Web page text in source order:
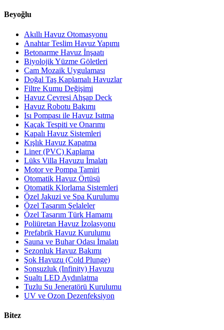
Beyoğlu
Akıllı Havuz Otomasyonu
Anahtar Teslim Havuz Yapımı
Betonarme Havuz İnşaatı
Biyolojik Yüzme Göletleri
Cam Mozaik Uygulaması
Doğal Taş Kaplamalı Havuzlar
Filtre Kumu Değişimi
Havuz Çevresi Ahşap Deck
Havuz Robotu Bakımı
Isı Pompası ile Havuz Isıtma
Kaçak Tespiti ve Onarımı
Kapalı Havuz Sistemleri
Kışlık Havuz Kapatma
Liner (PVC) Kaplama
Lüks Villa Havuzu İmalatı
Motor ve Pompa Tamiri
Otomatik Havuz Örtüsü
Otomatik Klorlama Sistemleri
Özel Jakuzi ve Spa Kurulumu
Özel Tasarım Şelaleler
Özel Tasarım Türk Hamamı
Poliüretan Havuz İzolasyonu
Prefabrik Havuz Kurulumu
Sauna ve Buhar Odası İmalatı
Sezonluk Havuz Bakımı
Şok Havuzu (Cold Plunge)
Sonsuzluk (Infinity) Havuzu
Sualtı LED Aydınlatma
Tuzlu Su Jeneratörü Kurulumu
UV ve Ozon Dezenfeksiyon
Bitez